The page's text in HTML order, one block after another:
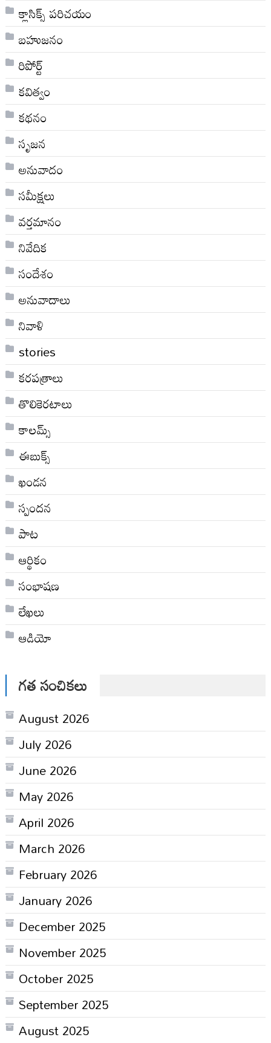
క్లాసిక్స్ ప‌రిచ‌యం
బహుజనం
రిపోర్ట్
కవిత్వం
కథనం
సృజన
అనువాదం
సమీక్షలు
వర్తమానం
నివేదిక
సందేశం
అనువాదాలు
నివాళి
stories
కరపత్రాలు
తొలికెరటాలు
కాలమ్స్
ఈబుక్స్
ఖండన
స్పందన
పాట
ఆర్థికం
సంభాషణ
లేఖలు
ఆడియో
గత సంచికలు
August 2026
July 2026
June 2026
May 2026
April 2026
March 2026
February 2026
January 2026
December 2025
November 2025
October 2025
September 2025
August 2025